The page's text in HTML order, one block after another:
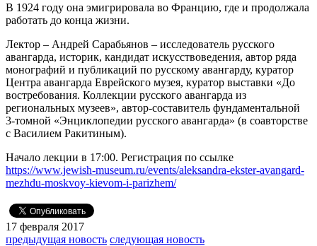
В 1924 году она эмигрировала во Францию, где и продолжала
работать до конца жизни.
Лектор – Андрей Сарабьянов – исследователь русского
авангарда, историк, кандидат искусствоведения, автор ряда
монографий и публикаций по русскому авангарду, куратор
Центра авангарда Еврейского музея, куратор выставки «До
востребования. Коллекции русского авангарда из
региональных музеев», автор-составитель фундаментальной
3-томной «Энциклопедии русского авангарда» (в соавторстве
с Василием Ракитиным).
Начало лекции в 17:00. Регистрация по ссылке
https://www.jewish-museum.ru/events/aleksandra-ekster-avangard-
mezhdu-moskvoy-kievom-i-parizhem/
17 февраля 2017
предыдущая новость следующая новость